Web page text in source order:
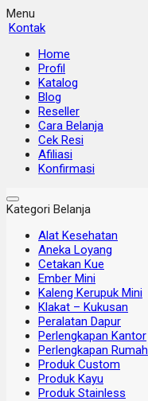
Menu
Kontak
Home
Profil
Katalog
Blog
Reseller
Cara Belanja
Cek Resi
Afiliasi
Konfirmasi
Kategori Belanja
Alat Kesehatan
Aneka Loyang
Cetakan Kue
Ember Mini
Kaleng Kerupuk Mini
Klakat – Kukusan
Peralatan Dapur
Perlengkapan Kantor
Perlengkapan Rumah
Produk Custom
Produk Kayu
Produk Stainless